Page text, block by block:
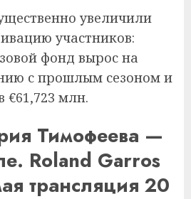
увеличили
участников:
фонд вырос на
с прошлым сезоном и
€61,723 млн.
Тимофеева —
Roland Garros
трансляция 20